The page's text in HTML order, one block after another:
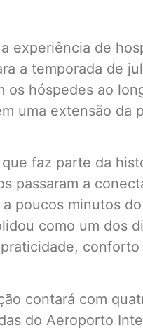
experiência de
a temporada de
hóspedes ao
uma extensão da
faz parte da
passaram a
poucos minutos
como um dos
contará com
do Aeroporto